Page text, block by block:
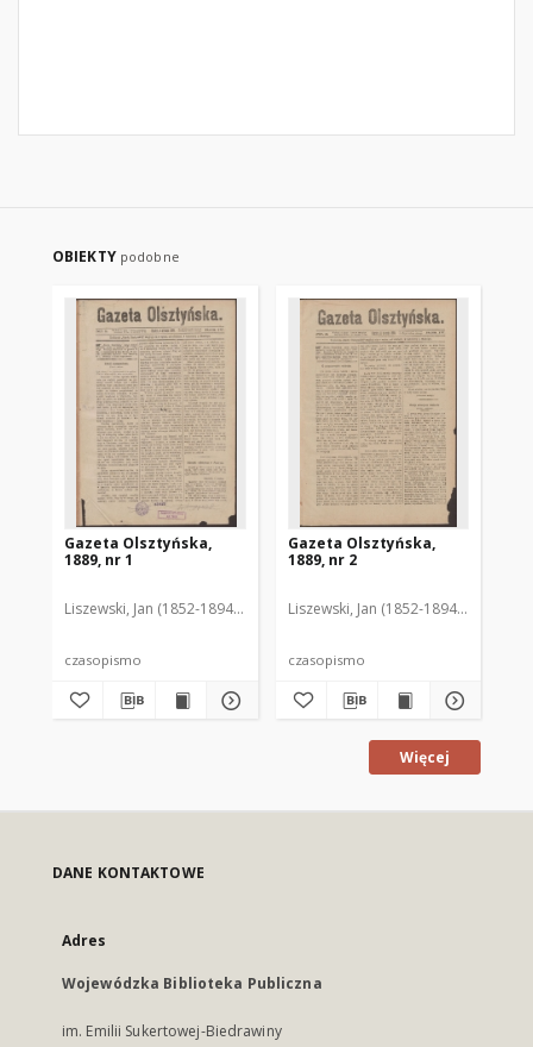
OBIEKTY podobne
Gazeta Olsztyńska,
1889, nr 1
Liszewski, Jan (1852-1894). Red.
czasopismo
Gazeta Olsztyńska,
1889, nr 2
Liszewski, Jan (1852-1894). Red.
czasopismo
Więcej
DANE KONTAKTOWE
Adres
Wojewódzka Biblioteka Publiczna
im. Emilii Sukertowej-Biedrawiny